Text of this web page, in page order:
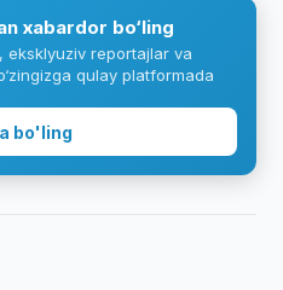
xabardor bo‘ling
eksklyuziv reportajlar va
qulay platformada
bo'ling